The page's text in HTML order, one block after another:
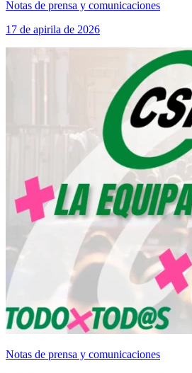
Notas de prensa y comunicaciones
17 de apirila de 2026
Notas de prensa y comunicaciones